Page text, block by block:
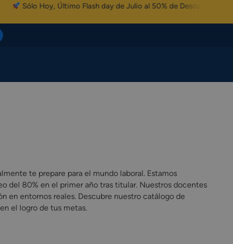
Hoy, Último Flash day de Julio al 50% de Descuento
te prepare para el mundo laboral. Estamos
del 80% en el primer año tras titular. Nuestros docentes
en entornos reales. Descubre nuestro catálogo de
el logro de tus metas.